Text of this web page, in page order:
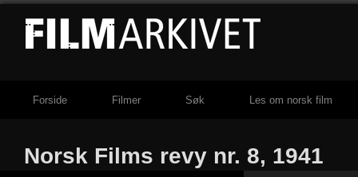
Forside Filmer Søk Les om norsk film
Norsk Films revy nr. 8, 1941